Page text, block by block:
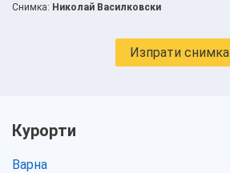
Снимка: Николай Василковски
Изпрати снимка
Курорти
Варна